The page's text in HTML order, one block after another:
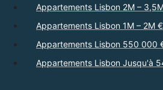
Appartements Lisbon 2M –
Appartements Lisbon 1M – 2M €
Appartements Lisbon 550 000
Appartements Lisbon Jusqu'à